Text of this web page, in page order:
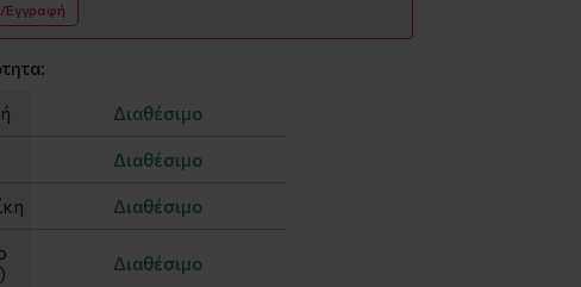
Εγγραφή
Διαθέσιμο
Διαθέσιμο
Διαθέσιμο
Διαθέσιμο